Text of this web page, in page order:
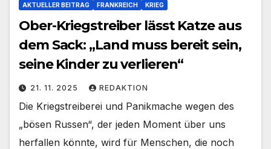
AKTUELLER BEITRAG FRANKREICH KRIEG
Ober-Kriegstreiber lässt Katze aus
dem Sack: „Land muss bereit sein,
seine Kinder zu verlieren“
21. 11. 2025 REDAKTION
Die Kriegstreiberei und Panikmache wegen des
„bösen Russen“, der jeden Moment über uns
herfallen könnte, wird für Menschen, die noch